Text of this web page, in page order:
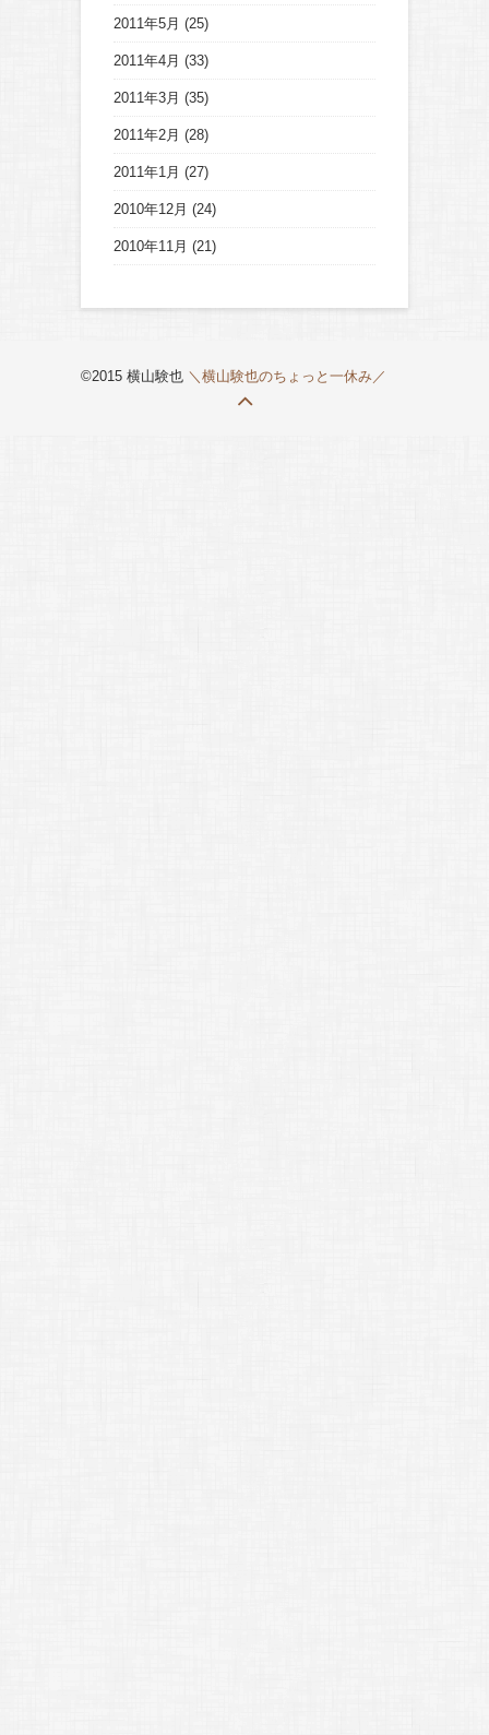
2011年5月 (25)
2011年4月 (33)
2011年3月 (35)
2011年2月 (28)
2011年1月 (27)
2010年12月 (24)
2010年11月 (21)
©2015 横山験也 ＼横山験也のちょっと一休み／